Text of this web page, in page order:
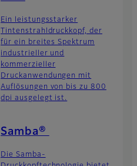
Ein leistungsstarker
Tintenstrahldruckkopf, der
für ein breites Spektrum
industrieller und
kommerzieller
Druckanwendungen mit
Auflösungen von bis zu 800
dpi ausgelegt ist.
Samba®
Die Samba-